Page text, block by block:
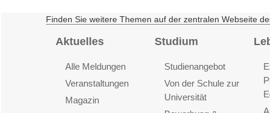
Finden Sie weitere Themen auf der zentralen Webseite
Aktuelles
Alle Meldungen
Veranstaltungen
Magazin
Studium
Studienangebot
Von der Schule zur
Universität